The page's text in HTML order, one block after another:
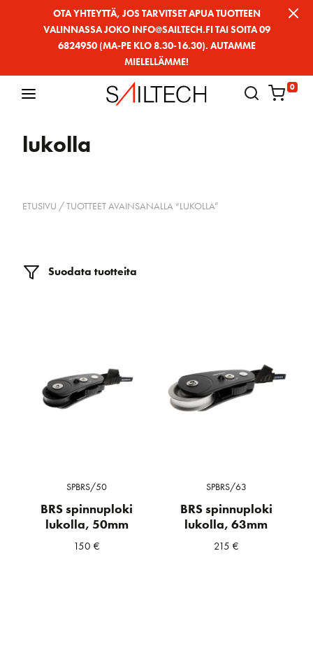
OTA YHTEYTTÄ, JOS TARVITSET APUA TUOTTEEN
VALINNASSA JOKO INFO@SAILTECH.FI TAI SOITA 09
6824950 (MA-PE KLO 8.30-16.30). AUTAMME
MIELELLÄMME!
0
lukolla
ETUSIVU / TUOTTEET AVAINSANALLA “LUKOLLA”
Suodata tuotteita
SPBRS/50
BRS spinnuploki
lukolla, 50mm
150€
SPBRS/63
BRS spinnuploki
lukolla, 63mm
215 €